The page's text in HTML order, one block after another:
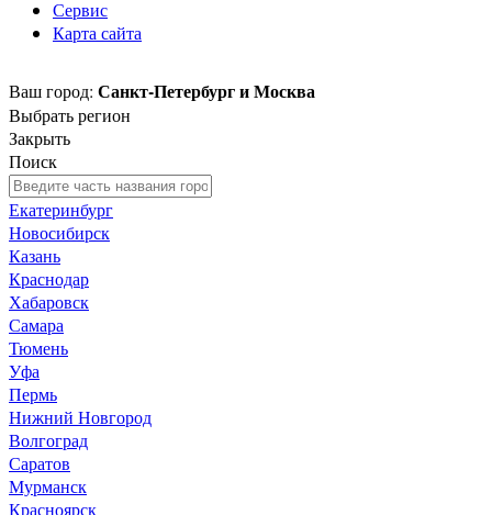
Сервис
Карта сайта
Ваш город: Санкт-Петербург и Москва
Выбрать регион
Закрыть
Поиск
Екатеринбург
Новосибирск
Казань
Краснодар
Хабаровск
Самара
Тюмень
Уфа
Пермь
Нижний Новгород
Волгоград
Саратов
Мурманск
Красноярск